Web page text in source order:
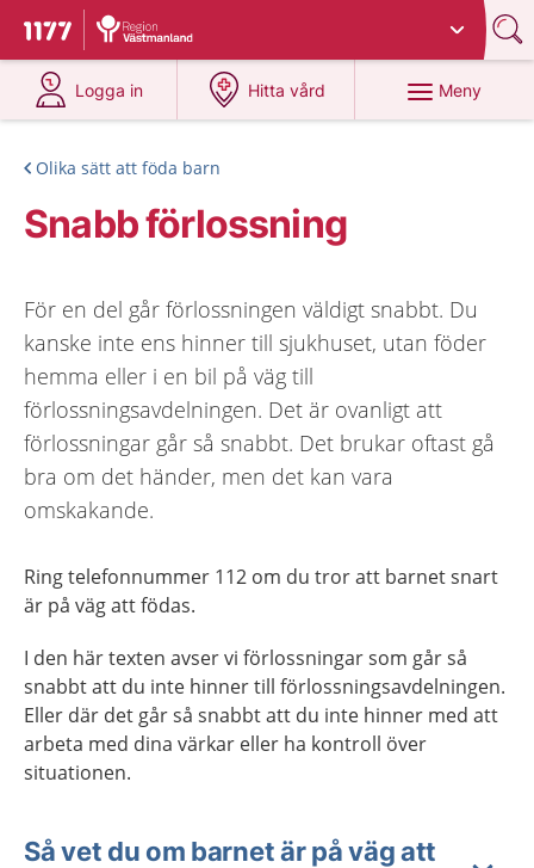
Till startsidan för 1177
Du har valt region
Logga in
på 1177.se
Hitta vård
på 1177.se
Meny
Olika sätt att föda barn
Snabb förlossning
För en del går förlossningen väldigt snabbt. Du
kanske inte ens hinner till sjukhuset, utan föder
hemma eller i en bil på väg till
förlossningsavdelningen. Det är ovanligt att
förlossningar går så snabbt. Det brukar oftast gå
bra om det händer, men det kan vara
omskakande.
Ring telefonnummer 112 om du tror att barnet snart
är på väg att födas.
I den här texten avser vi förlossningar som går så
snabbt att du inte hinner till förlossningsavdelningen.
Eller där det går så snabbt att du inte hinner med att
arbeta med dina värkar eller ha kontroll över
situationen.
Så vet du om barnet är på väg att